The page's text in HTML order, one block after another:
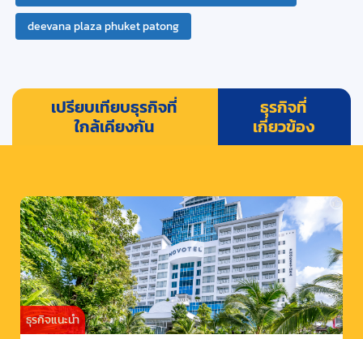
deevana plaza phuket patong
เปรียบเทียบธุรกิจที่
ใกล้เคียงกัน
ธุรกิจที่
เกี่ยวข้อง
ธุรกิจแนะนำ